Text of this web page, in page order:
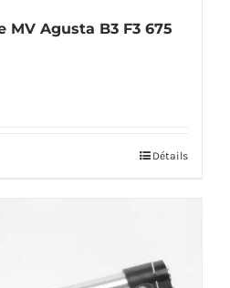
MV Agusta B3 F3 675
Détails